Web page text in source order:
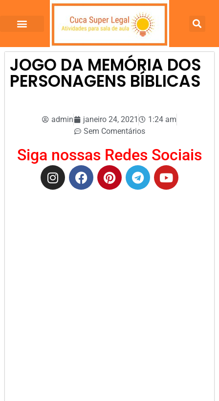
JOGO DA MEMÓRIA DOS
PERSONAGENS BÍBLICAS
admin janeiro 24, 2021
1:24 am
Sem Comentários
Siga nossas Redes Sociais